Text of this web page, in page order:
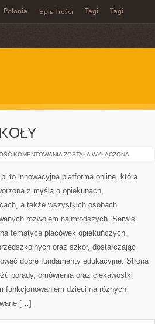
Polonia Spis Treści Tagi Tagi
KOMENTOWANIA PRZYGOTOWANIE
ZOSTAŁA WYŁĄCZONA
to innowacyjna platforma online, która
z myślą o opiekunach,
a także wszystkich osobach
rozwojem najmłodszych. Serwis
tematyce placówek opiekuńczych,
oraz szkół, dostarczając
dobre fundamenty edukacyjne. Strona
porady, omówienia oraz ciekawostki
funkcjonowaniem dzieci na różnych
[…]